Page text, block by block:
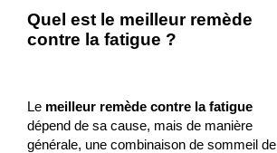
Quel est le meilleur remède
contre la fatigue ?
Le meilleur remède contre la fatigue
dépend de sa cause, mais de manière
générale, une combinaison de sommeil de